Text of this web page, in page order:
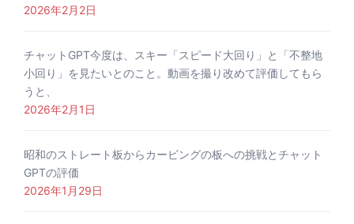
2026年2月2日
チャットGPT今度は、スキー「スピード大回り」と「不整地
小回り」を見たいとのこと。動画を撮り改めて評価してもら
うと、
2026年2月1日
昭和のストレート板からカービングの板への挑戦とチャット
GPTの評価
2026年1月29日